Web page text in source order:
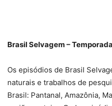
Brasil Selvagem –
Os episódios de Brasil
naturais e trabalhos de
Brasil: Pantanal, Amazônia,